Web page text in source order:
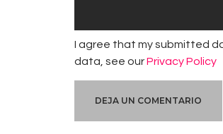
I agree that my submitted
data, see ourPrivacy Policy